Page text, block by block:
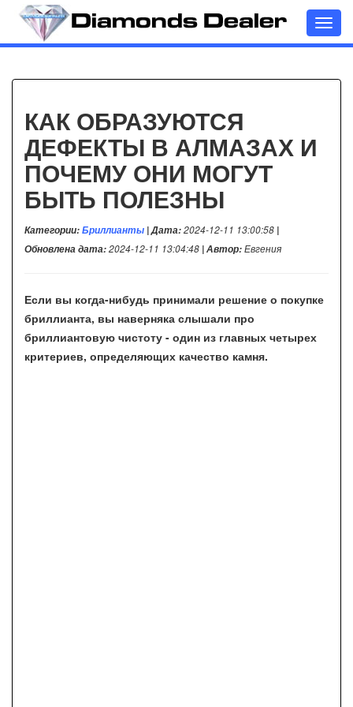
КАК ОБРАЗУЮТСЯ
ДЕФЕКТЫ В АЛМАЗАХ И
ПОЧЕМУ ОНИ МОГУТ
БЫТЬ ПОЛЕЗНЫ
Категории:Бриллианты | Дата:2024-12-11 13:00:58 |
Обновлена дата:2024-12-11 13:04:48 | Автор:Евгения
Если вы когда-нибудь принимали решение о покупке
бриллианта, вы наверняка слышали про
бриллиантовую чистоту - один из главных четырех
критериев, определяющих качество камня.